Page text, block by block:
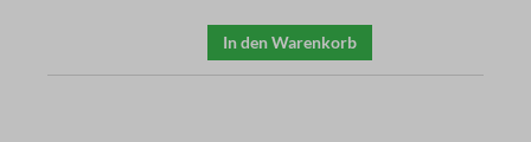
In den Warenkorb